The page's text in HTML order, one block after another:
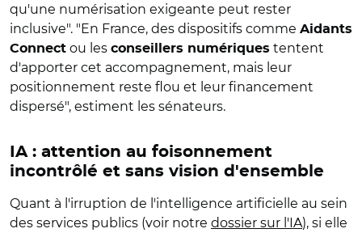
qu'une numérisation exigeante peut rester
inclusive". "En France, des dispositifs comme Aidants
Connect ou les conseillers numériques tentent
d'apporter cet accompagnement, mais leur
positionnement reste flou et leur financement
dispersé", estiment les sénateurs.
IA : attention au foisonnement
incontrôlé et sans vision d'ensemble
Quant à l'irruption de l'intelligence artificielle au sein
des services publics (voir notre dossier sur l'IA), si elle